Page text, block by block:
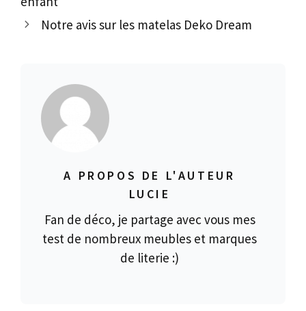
Notre avis sur les matelas Deko Dream
A PROPOS DE L'AUTEUR
LUCIE
Fan de déco, je partage avec vous mes
test de nombreux meubles et marques
de literie :)